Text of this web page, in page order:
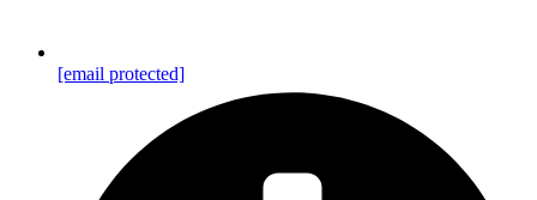
[email protected]